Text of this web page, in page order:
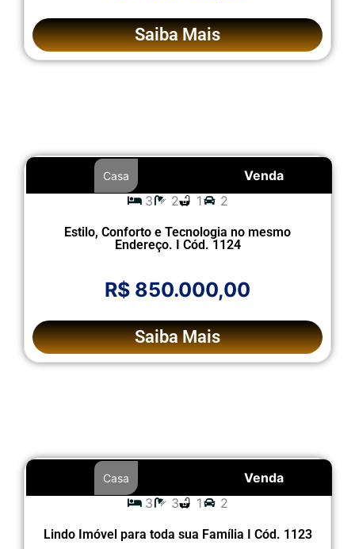
Saiba Mais
Venda
Casa
3 2 1 2
Estilo, Conforto e Tecnologia no mesmo
Endereço. I Cód. 1124
R$ 850.000,00
Saiba Mais
Venda
Casa
3 3 1 2
Lindo Imóvel para toda sua Família I Cód. 1123